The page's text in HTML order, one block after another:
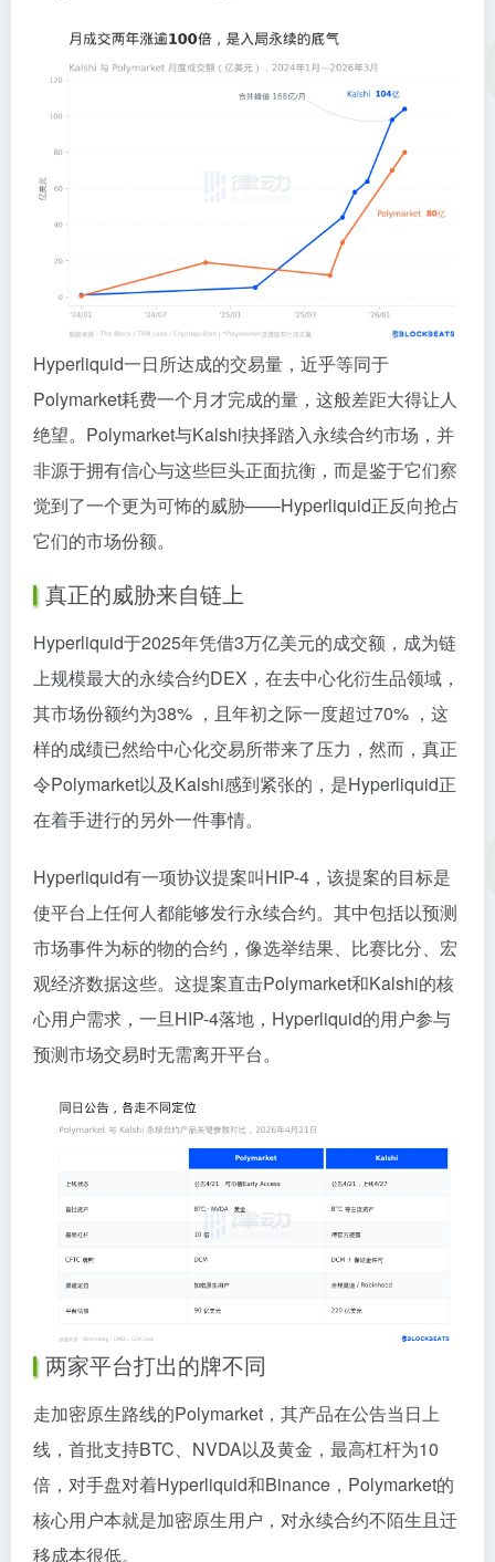
Hyperliquid一日所达成的交易量，近乎等同于
Polymarket耗费一个月才完成的量，这般差距大得让人
绝望。Polymarket与Kalshi抉择踏入永续合约市场，并
非源于拥有信心与这些巨头正面抗衡，而是鉴于它们察
觉到了一个更为可怖的威胁——Hyperliquid正反向抢占
它们的市场份额。
真正的威胁来自链上
Hyperliquid于2025年凭借3万亿美元的成交额，成为链
上规模最大的永续合约DEX，在去中心化衍生品领域，
其市场份额约为38% ，且年初之际一度超过70% ，这
样的成绩已然给中心化交易所带来了压力，然而，真正
令Polymarket以及Kalshi感到紧张的，是Hyperliquid正
在着手进行的另外一件事情。
Hyperliquid有一项协议提案叫HIP-4，该提案的目标是
使平台上任何人都能够发行永续合约。其中包括以预测
市场事件为标的物的合约，像选举结果、比赛比分、宏
观经济数据这些。这提案直击Polymarket和Kalshi的核
心用户需求，一旦HIP-4落地，Hyperliquid的用户参与
预测市场交易时无需离开平台。
两家平台打出的牌不同
走加密原生路线的Polymarket，其产品在公告当日上
线，首批支持BTC、NVDA以及黄金，最高杠杆为10
倍，对手盘对着Hyperliquid和Binance，Polymarket的
核心用户本就是加密原生用户，对永续合约不陌生且迁
移成本很低。